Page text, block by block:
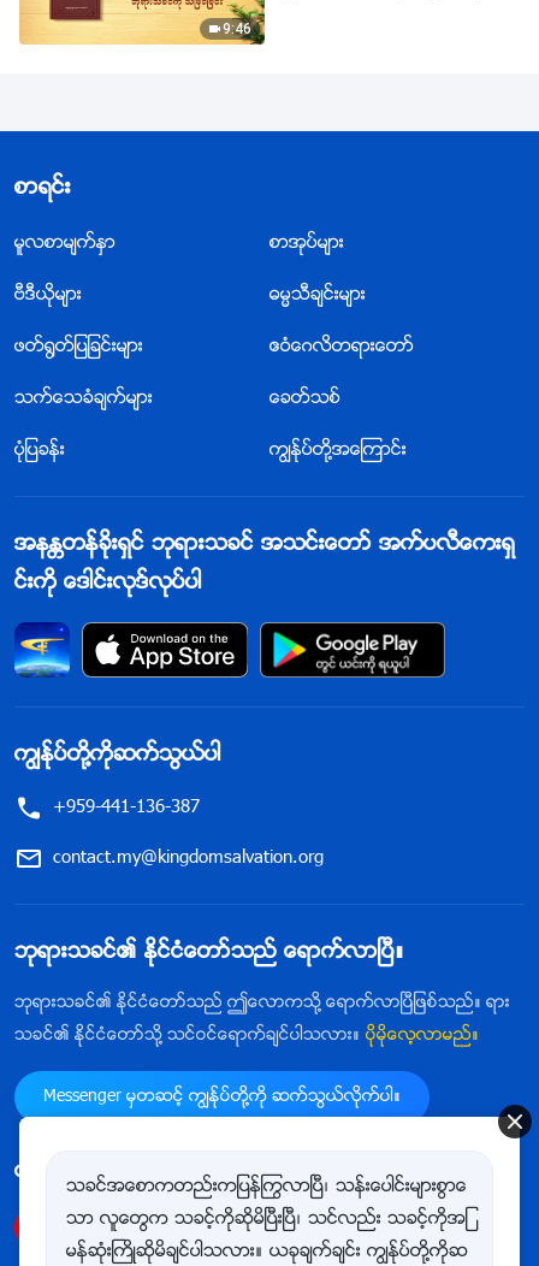
9:46
စာရင္း
မူလစာမ်က္ႏွာ စာအုပ္မ်ား
ဗီဒီယိုမ်ား ဓမၼသီခ်င္းမ်ား
ဖတ္႐ြတ္ျပျခင္းမ်ား ဧဝံေဂလိတရားေတာ္
သက္ေသခံခ်က္မ်ား ေခတ္သစ္
ပုံျပခန္း ကြၽန္ုပ္တို႔အေၾကာင္း
အနႏၲတန္ခိုးရွင္ ဘုရားသခင္ အသင္းေတာ္ အက္ပလီေကးရွ
င္းကို ေဒါင္းလုဒ္လုပ္ပါ
ကြၽန္ုပ္တို႔ကိုဆက္သြယ္ပါ
+959-441-136-387
contact.my@kingdomsalvation.org
ဘုရားသခင္၏ ႏိုင္ငံေတာ္သည္ ေရာက္လာၿပီ။
ဘုရားသခင္၏ ႏိုင္ငံေတာ္သည္ ဤေလာကသို႔ ေရာက္လာၿပီျဖစ္သည္။ ရား
သခင္၏ ႏိုင္ငံေတာ္သို႔ သင္ဝင္ေရာက္ခ်င္ပါသလား။ ပိုမိုေလ့လာမည္။
Messenger မွတဆင့္ ကြၽန္ုပ္တို႔ကို ဆက္သြယ္လိုက္ပါ။
ကြၽန္ုပ္တို႔ကို follow ျပဳလုပ္ရန္
သခင္အေစာကတည္းကျပန္ႂကြလာၿပီ၊ သန္းေပါင္းမ်ားစြာေ
သာ လူေတြက သခင့္ကိုဆိုမိၿပီးၿပီ၊ သင္လည္း သခင့္ကိုအျ
မန္ဆုံးႀကိဳဆိုမိခ်င္ပါသလား။ ယခုခ်က္ခ်င္း ကြၽန္ုပ္တို႔ကိုဆ